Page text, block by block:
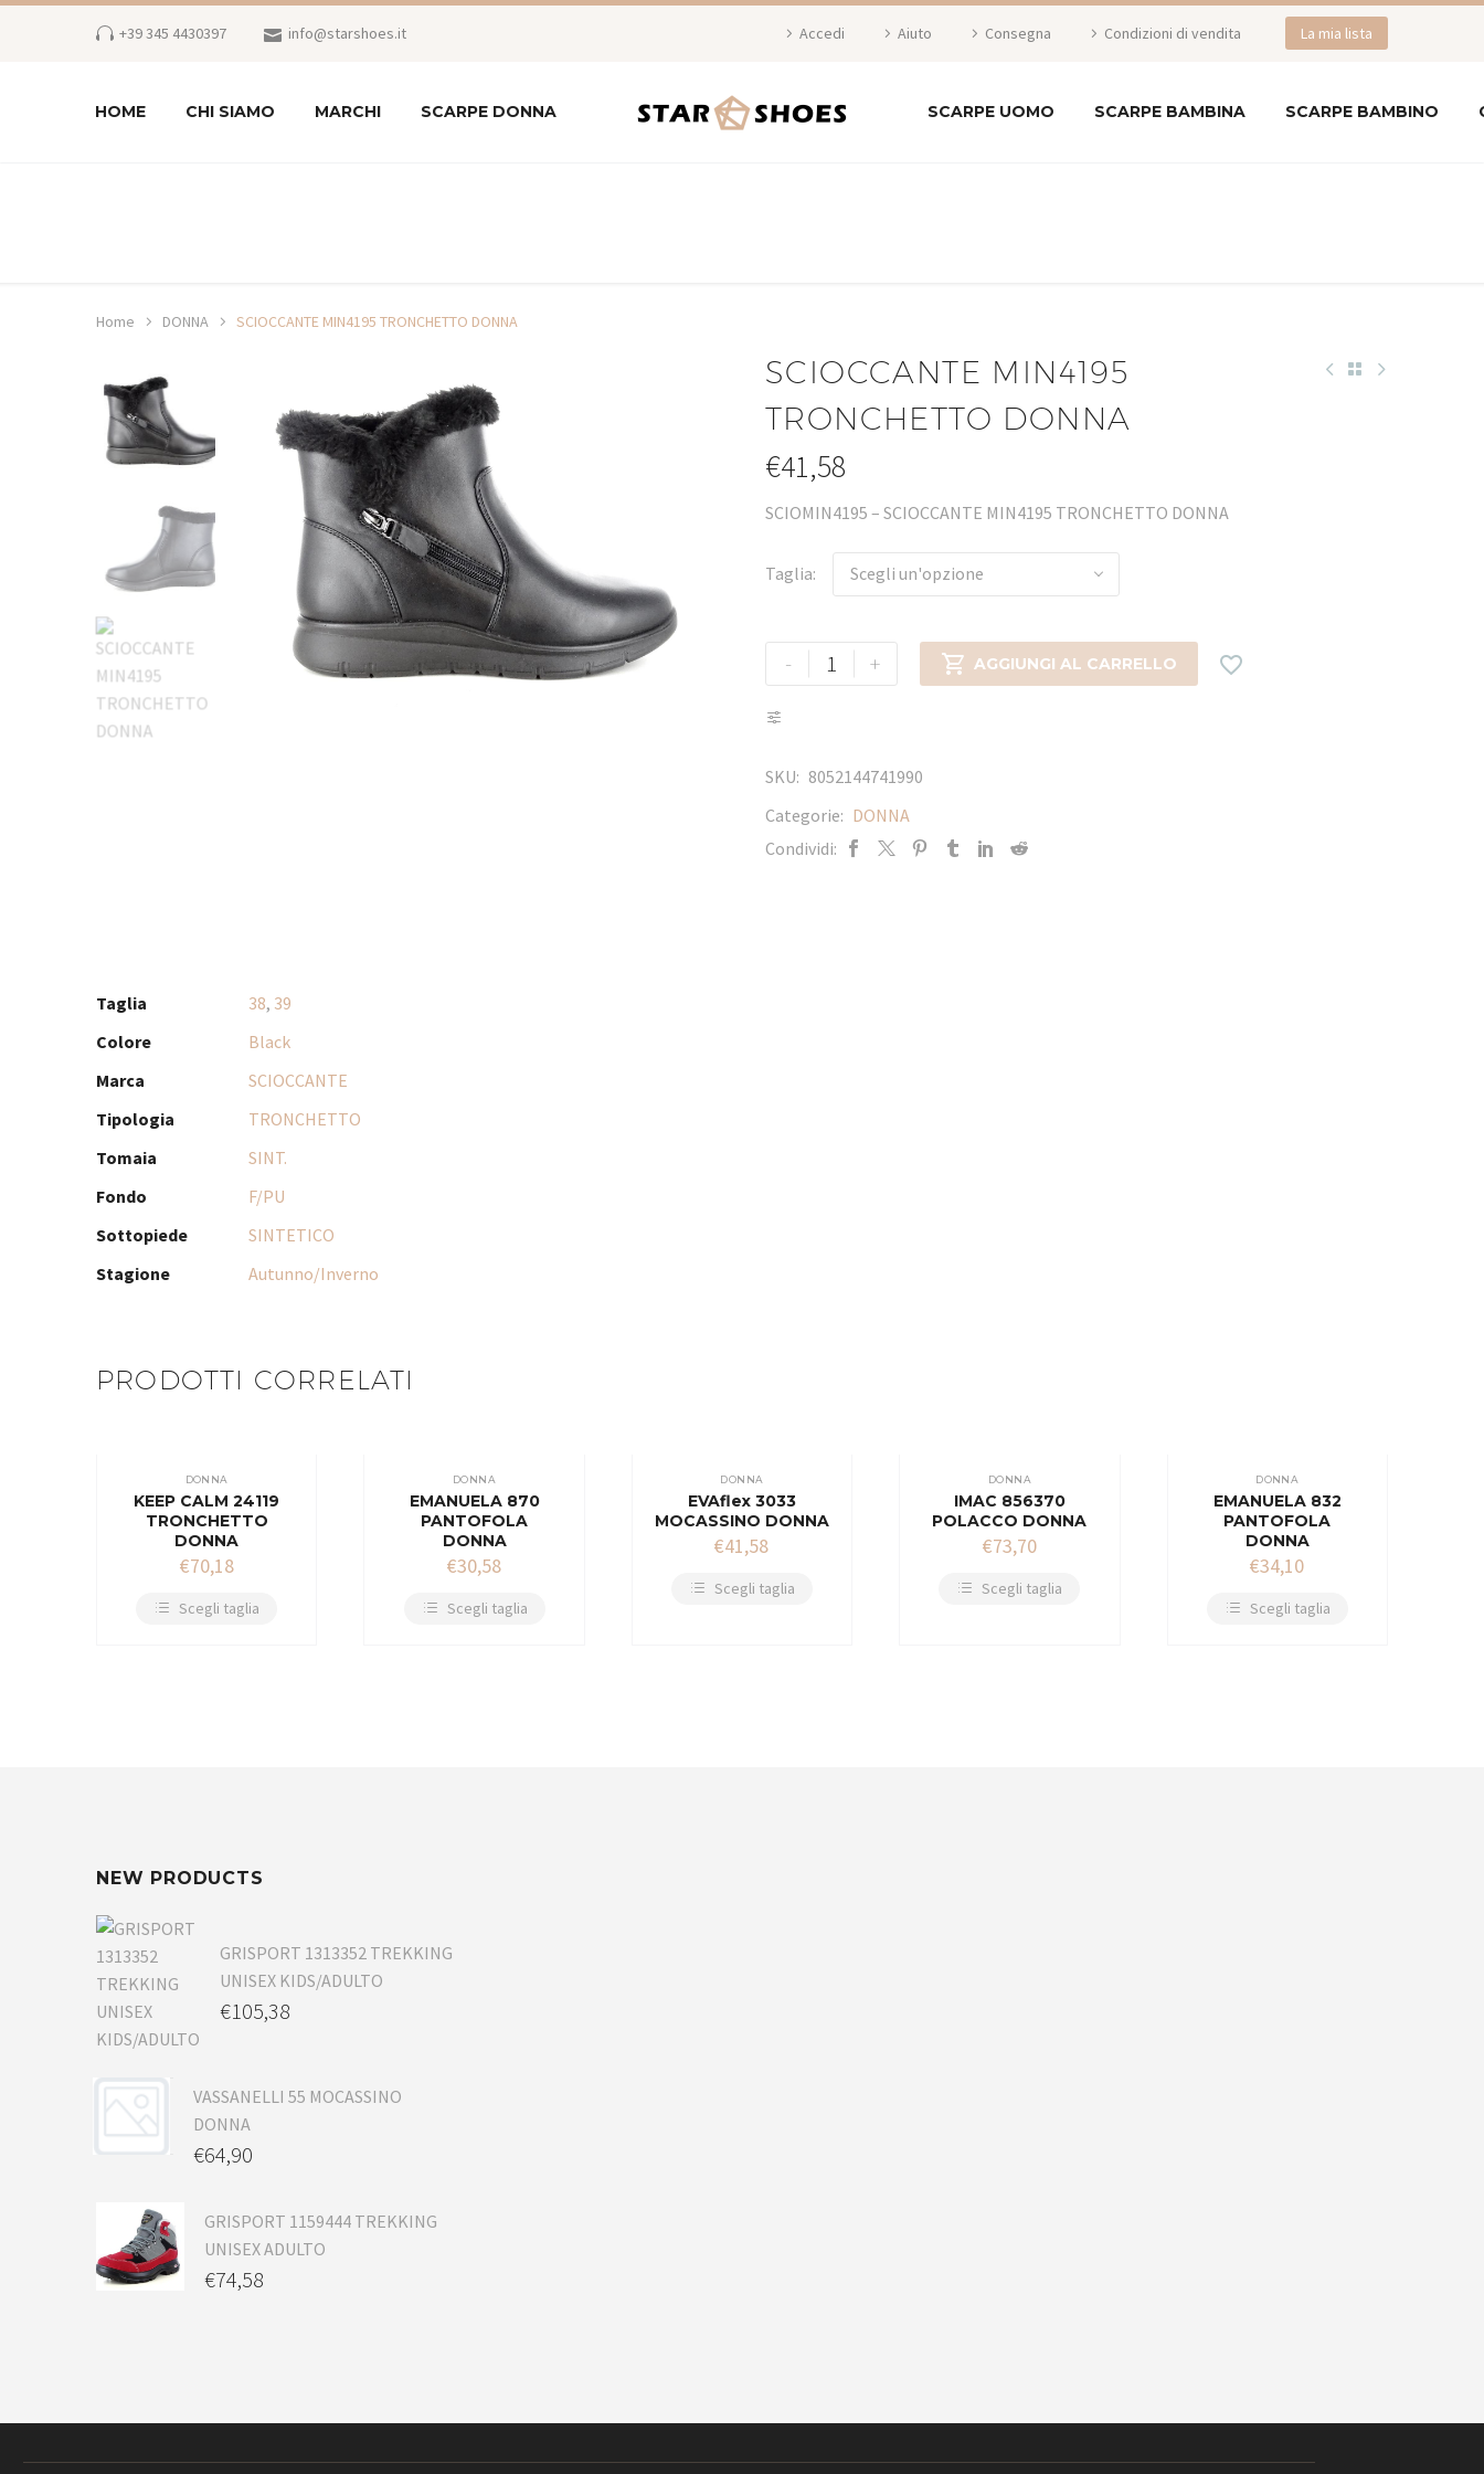
+39 345 4430397 info@starshoes.it Accedi Aiuto Consegna Condizioni di vendita La mia lista
HOME CHI SIAMO MARCHI SCARPE DONNA SCARPE UOMO SCARPE BAMBINA SCARPE BAMBINO
Home DONNA SCIOCCANTE MIN4195 TRONCHETTO DONNA
SCIOCCANTE MIN4195
TRONCHETTO DONNA
€41,58
SCIOMIN4195 – SCIOCCANTE MIN4195 TRONCHETTO DONNA
Taglia Scegli un'opzione
- +  AGGIUNGI AL CARRELLO 
SKU: 8052144741990
Categorie: DONNA
Condividi:
Taglia 38, 39
Colore
Black
Marca
SCIOCCANTE
Tipologia
TRONCHETTO
Tomaia
SINT.
Fondo
F/PU
Sottopiede
SINTETICO
Stagione
Autunno/Inverno
PRODOTTI CORRELATI
DONNA
KEEP CALM 24119
TRONCHETTO
DONNA
€70,18
Scegli taglia
DONNA
EMANUELA 870
PANTOFOLA
DONNA
€30,58
Scegli taglia
DONNA
EVAflex 3033
MOCASSINO DONNA
€41,58
Scegli taglia
DONNA
IMAC 856370
POLACCO DONNA
€73,70
Scegli taglia
DONNA
EMANUELA 832
PANTOFOLA
DONNA
€34,10
Scegli taglia
NEW PRODUCTS
GRISPORT 1313352 TREKKING
UNISEX KIDS/ADULTO
€105,38
VASSANELLI 55 MOCASSINO
DONNA
€64,90
GRISPORT 1159444 TREKKING
UNISEX ADULTO
€74,58